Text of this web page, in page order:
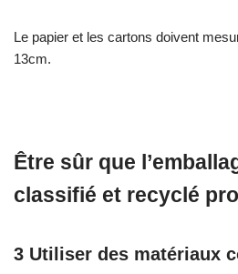
Le papier et les cartons doivent
13cm.
Être sûr que
classifié et recyclé
3 Utiliser des matériaux